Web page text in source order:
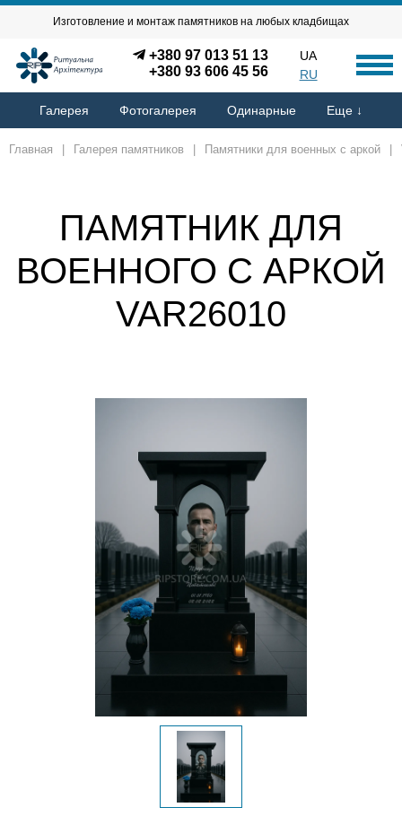
Изготовление и монтаж памятников на любых кладбищах
+380 97 013 51 13
+380 93 606 45 56
UA
RU
Галерея Фотогалерея Одинарные Еще ↓
Главная Галерея памятников Памятники для военных с аркой
ПАМЯТНИК ДЛЯ
ВОЕННОГО С АРКОЙ
VAR26010